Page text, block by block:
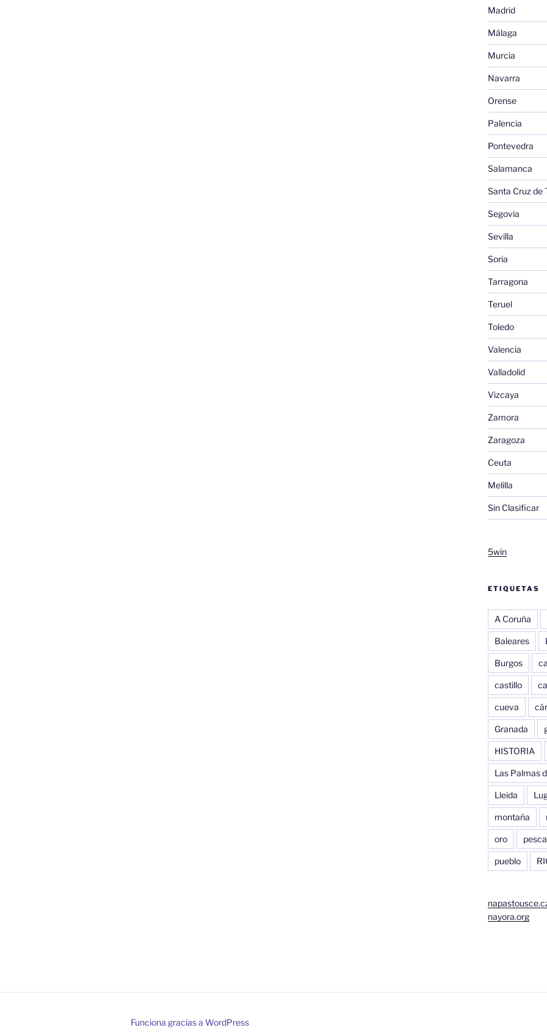
Madrid
Málaga
Murcia
Navarra
Orense
Palencia
Pontevedra
Salamanca
Santa Cruz de
Segovia
Sevilla
Soria
Tarragona
Teruel
Toledo
Valencia
Valladolid
Vizcaya
Zamora
Zaragoza
Ceuta
Melilla
Sin Clasificar
5win
ETIQUETAS
A Coruña
Baleares
Burgos
castillo
cueva
Granada
HISTORIA
Las Palmas
Lleida
montaña
oro pesca
pueblo
nayora.org
Funciona gracias a WordPress